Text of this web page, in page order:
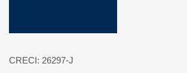
CRECI: 26297-J